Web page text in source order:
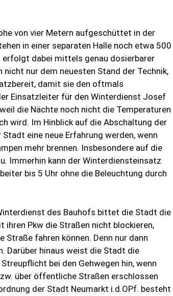
von vier Metern aufgeschüttet in der
in einer separaten Halle noch etwa 500
dabei mittels genau dosierbarer
nur dem neuesten Stand der Technik,
damit sie den oftmals
Einsatzleiter für den Winterdienst Josef
die Nächte noch nicht die Temperaturen
wird. Im Hinblick auf die Abschaltung der
eine neue Erfahrung werden, wenn
mehr brennen. Insbesondere auf die
Immerhin kann der Winterdiensteinsatz
bis 5 Uhr ohne die Beleuchtung durch
des Bauhofs bittet die Stadt die
ihren Pkw die Straßen nicht blockieren,
Straße fahren können. Denn nur dann
Darüber hinaus weist die Stadt die
bei den Gehwegen hin, wenn
über öffentliche Straßen erschlossen
der Stadt Neumarkt i.d.OPf. besteht